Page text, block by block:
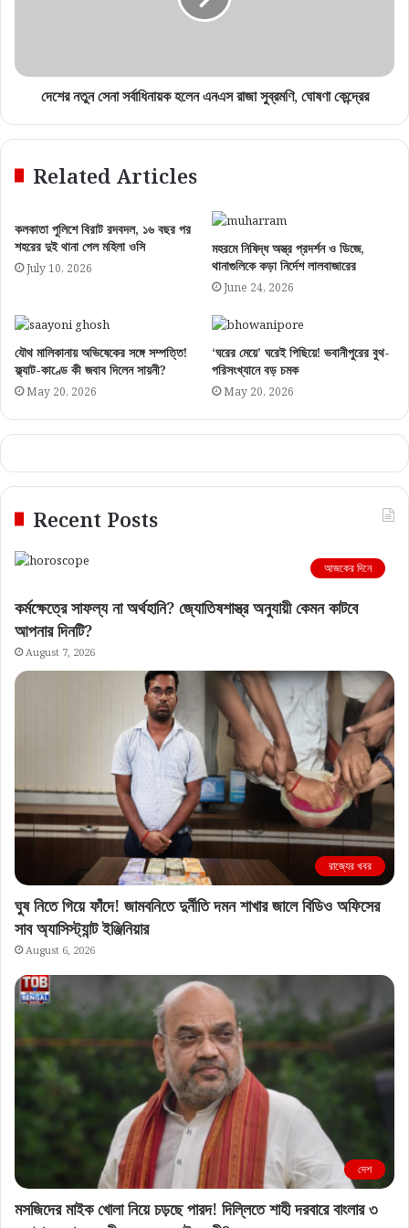
দেশের নতুন সেনা সর্বাধিনায়ক হলেন এনএস রাজা সুব্রমণি, ঘোষণা কেন্দ্রের
Related Articles
কলকাতা পুলিশে বিরাট রদবদল, ১৬ বছর পর
শহরের দুই থানা পেল মহিলা ওসি
July 10, 2026
মহরমে নিষিদ্ধ অস্ত্র প্রদর্শন ও ডিজে,
থানাগুলিকে কড়া নির্দেশ লালবাজারের
June 24, 2026
যৌথ মালিকানায় অভিষেকের সঙ্গে সম্পত্তি!
ফ্ল্যাট-কাণ্ডে কী জবাব দিলেন সায়নী?
May 20, 2026
‘ঘরের মেয়ে’ ঘরেই পিছিয়ে! ভবানীপুরের বুথ-
পরিসংখ্যানে বড় চমক
May 20, 2026
Recent Posts
আজকের দিনে
কর্মক্ষেত্রে সাফল্য না অর্থহানি? জ্যোতিষশাস্ত্র অনুযায়ী কেমন কাটবে
আপনার দিনটি?
August 7, 2026
রাজ্যের খবর
ঘুষ নিতে গিয়ে ফাঁদে! জামবনিতে দুর্নীতি দমন শাখার জালে বিডিও অফিসের
সাব অ্যাসিস্ট্যান্ট ইঞ্জিনিয়ার
August 6, 2026
দেশ
মসজিদের মাইক খোলা নিয়ে চড়ছে পারদ! দিল্লিতে শাহী দরবারে বাংলার ৩